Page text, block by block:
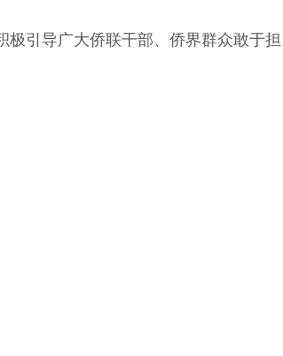
引导广大侨联干部、侨界群众敢于担